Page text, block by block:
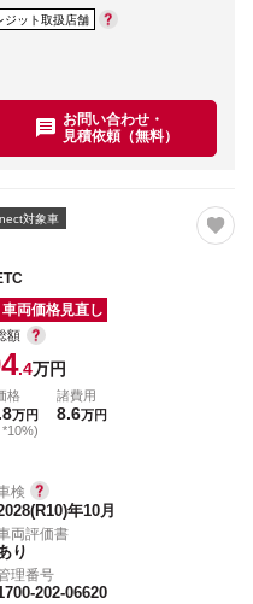
ジット取扱店舗
お問い合わせ・
見積依頼（無料）
対象車
車両価格見直し
額
.4万円
格
万円
諸費用
8.6万円
検
年10月
両評価書
り
理番号
202-06620